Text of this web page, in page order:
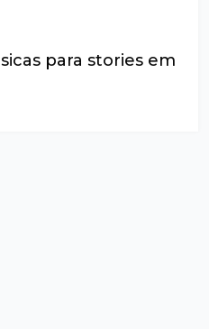
para stories em